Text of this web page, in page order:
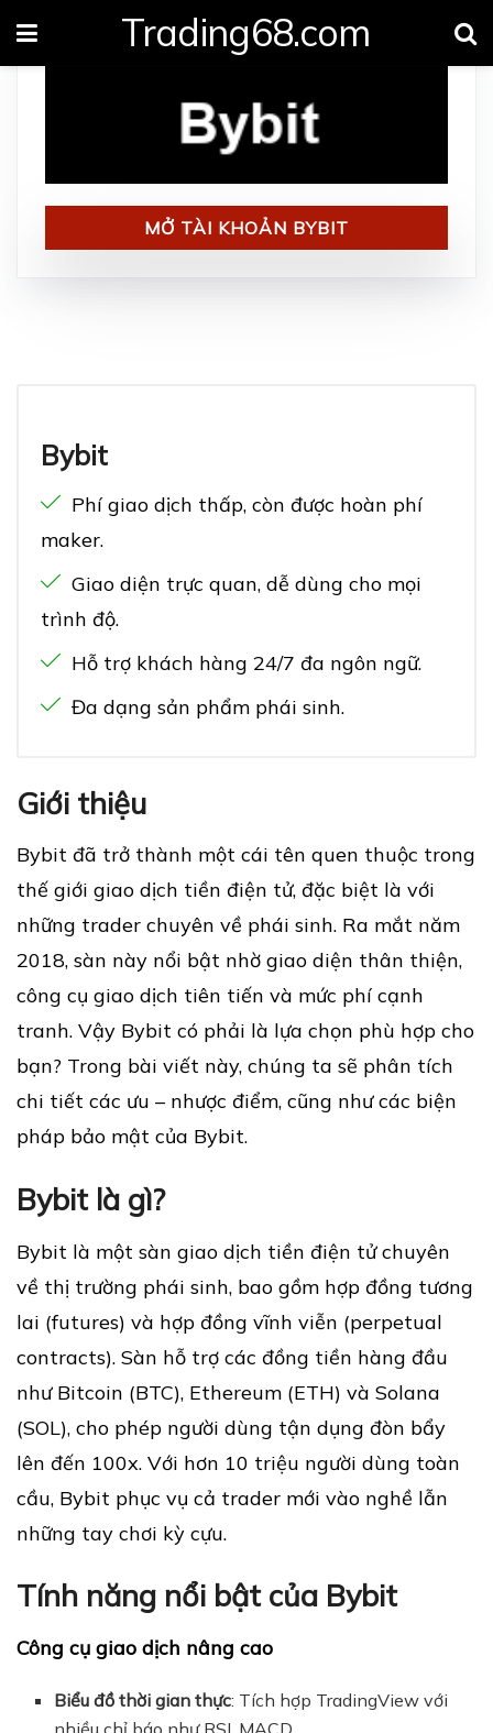
Trading68.com
MỞ TÀI KHOẢN BYBIT
Bybit
Phí giao dịch thấp, còn được hoàn phí
maker.
Giao diện trực quan, dễ dùng cho mọi
trình độ.
Hỗ trợ khách hàng 24/7 đa ngôn ngữ.
Đa dạng sản phẩm phái sinh.
Giới thiệu
Bybit đã trở thành một cái tên quen thuộc trong
thế giới giao dịch tiền điện tử, đặc biệt là với
những trader chuyên về phái sinh. Ra mắt năm
2018, sàn này nổi bật nhờ giao diện thân thiện,
công cụ giao dịch tiên tiến và mức phí cạnh
tranh. Vậy Bybit có phải là lựa chọn phù hợp cho
bạn? Trong bài viết này, chúng ta sẽ phân tích
chi tiết các ưu – nhược điểm, cũng như các biện
pháp bảo mật của Bybit.
Bybit là gì?
Bybit là một sàn giao dịch tiền điện tử chuyên
về thị trường phái sinh, bao gồm hợp đồng tương
lai (futures) và hợp đồng vĩnh viễn (perpetual
contracts). Sàn hỗ trợ các đồng tiền hàng đầu
như Bitcoin (BTC), Ethereum (ETH) và Solana
(SOL), cho phép người dùng tận dụng đòn bẩy
lên đến 100x. Với hơn 10 triệu người dùng toàn
cầu, Bybit phục vụ cả trader mới vào nghề lẫn
những tay chơi kỳ cựu.
Tính năng nổi bật của Bybit
Công cụ giao dịch nâng cao
Biểu đồ thời gian thực: Tích hợp TradingView với
nhiều chỉ báo như RSI, MACD.